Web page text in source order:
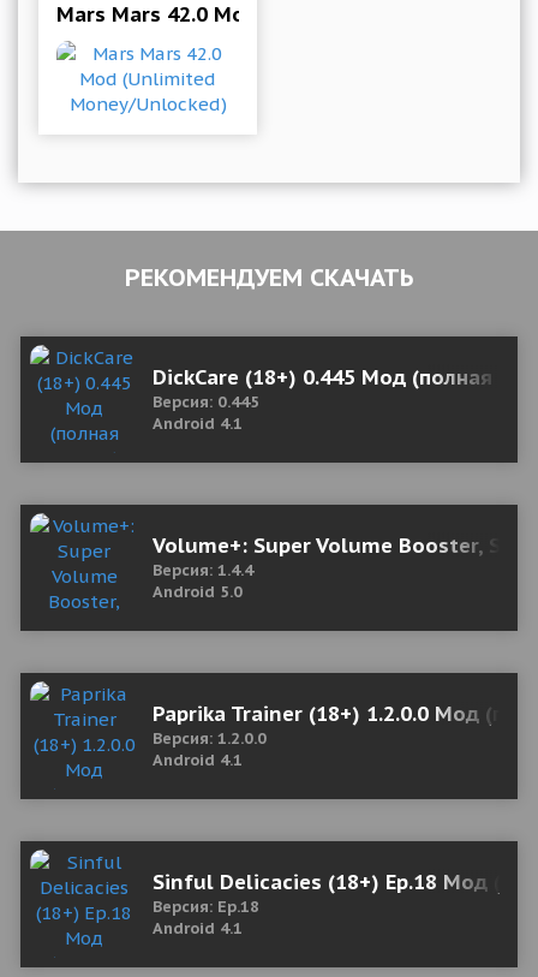
Mars Mars 42.0 Mod (Unlimited Money/
РЕКОМЕНДУЕМ СКАЧАТЬ
DickCare (18+) 0.445 Мод (полная
Версия: 0.445
Android 4.1
Volume+: Super Volume Booster,
Версия: 1.4.4
Android 5.0
Paprika Trainer (18+) 1.2.0.0 Мод
Версия: 1.2.0.0
Android 4.1
Sinful Delicacies (18+) Ep.18 Мод
Версия: Ep.18
Android 4.1